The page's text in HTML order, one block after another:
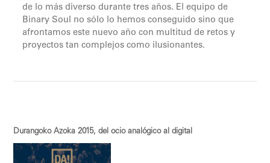
de lo más diverso durante tres años. El equipo de
Binary Soul no sólo lo hemos conseguido sino que
afrontamos este nuevo año con multitud de retos y
proyectos tan complejos como ilusionantes.
Durangoko Azoka 2015, del ocio analógico al digital